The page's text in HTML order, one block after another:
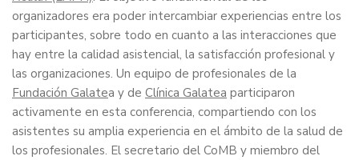
organizadores era poder intercambiar experiencias entre los
participantes, sobre todo en cuanto a las interacciones que
hay entre la calidad asistencial, la satisfacción profesional y
las organizaciones. Un equipo de profesionales de la
Fundación Galatea y de Clínica Galatea participaron
activamente en esta conferencia, compartiendo con los
asistentes su amplia experiencia en el ámbito de la salud de
los profesionales. El secretario del CoMB y miembro del